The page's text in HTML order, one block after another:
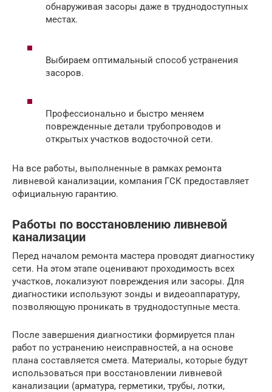
обнаруживая засоры даже в труднодоступных
местах.
Выбираем оптимальный способ устранения
засоров.
Профессионально и быстро меняем
поврежденные детали трубопроводов и
открытых участков водосточной сети.
На все работы, выполненные в рамках ремонта
ливневой канализации, компания ГСК предоставляет
официальную гарантию.
Работы по восстановлению ливневой
канализации
Перед началом ремонта мастера проводят диагностику
сети. На этом этапе оценивают проходимость всех
участков, локализуют повреждения или засоры. Для
диагностики используют зонды и видеоаппаратуру,
позволяющую проникать в труднодоступные места.
После завершения диагностики формируется план
работ по устранению неисправностей, а на основе
плана составляется смета. Материалы, которые будут
использоваться при восстановлении ливневой
канализации (арматура, герметики, трубы, лотки,